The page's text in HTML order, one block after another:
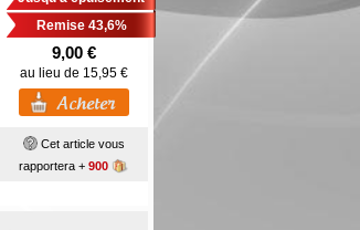
Remise 43,6%
9,00 €
au lieu de 15,95 €
Cet article vous
rapportera + 900